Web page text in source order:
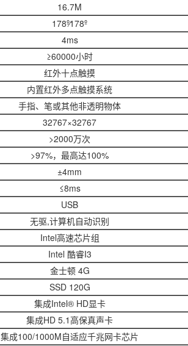
16.7M
178º∕178º
4ms
≥60000小时
红外十点触摸
内置红外多点触摸系统
手指、笔或其他非透明物体
32767×32767
>2000万次
>97%，最高达100%
±4mm
≤8ms
USB
无驱,计算机自动识别
Intel高速芯片组
Intel 酷睿I3
金士顿 4G
SSD 120G
集成Intel® HD显卡
集成HD 5.1高保真声卡
集成100/1000M自适应千兆网卡芯片